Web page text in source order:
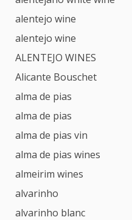
alentejo wine
alentejo wine
ALENTEJO WINES
Alicante Bouschet
alma de pias
alma de pias
alma de pias vin
alma de pias wines
almeirim wines
alvarinho
alvarinho blanc